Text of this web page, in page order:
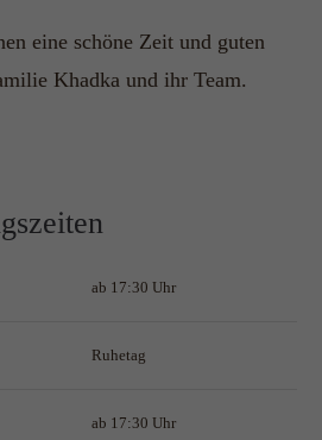
natoque penatibus et magnis
nec.
eine schöne Zeit und guten
Khadka und ihr Team.
ab 17:30 Uhr
Ruhetag
ab 17:30 Uhr